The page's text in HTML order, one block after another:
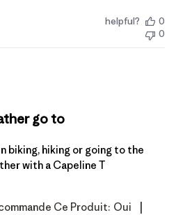
helpful?
0
0
go to
biking, hiking or going to the
with a Capeline T
Ce Produit: Oui